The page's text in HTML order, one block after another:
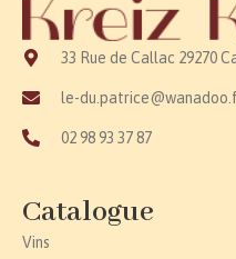
33 Rue de Callac 29270
le-
02 98 93 37 87
Catalogue
Vins